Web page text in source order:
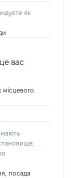
як
вас
місцевого
посада